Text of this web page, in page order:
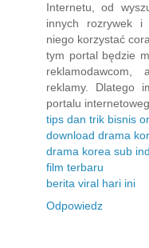
Internetu, od
innych rozrywek i
niego korzystać
tym portal będzie
reklamy. Dlatego
portalu
tips dan trik bisnis
download drama
drama korea sub
film terbaru
berita viral hari ini
Odpowiedz